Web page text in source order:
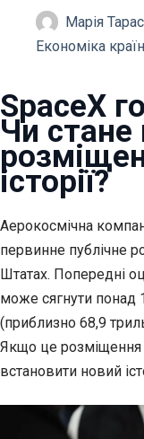
Марія
Економіка
SpaceX
Чи
історії?
Аерокосмічна
первинне публічне
Штатах. Попередні
може сягнути понад
(приблизно 68,9
Якщо це розміщення
встановити новий